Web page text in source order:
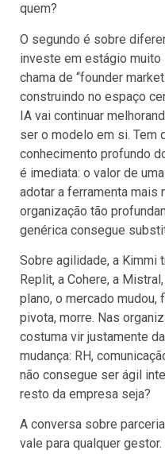
quem?
O segundo é sobre
investe em estágio muito
chama de “founder
construindo no espaço
IA vai continuar
ser o modelo em si. Tem
conhecimento profundo
é imediata: o valor de
adotar a ferramenta mais
organização tão
genérica consegue
Sobre agilidade, a Kimmi
Replit, a Cohere, a
plano, o mercado mudou,
pivota, morre. Nas
costuma vir justamente
mudança: RH,
não consegue ser ágil
resto da empresa seja?
A conversa sobre
vale para qualquer